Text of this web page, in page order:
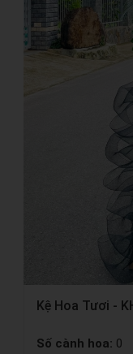
Kệ Hoa Tươi -
Số cành hoa: 0